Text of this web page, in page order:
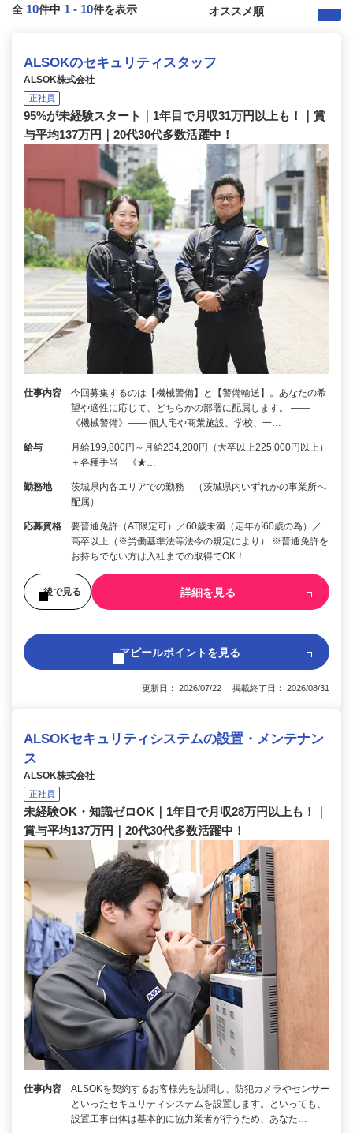
全 10件中 1 - 10件を表示
ALSOKのセキュリティスタッフ
ALSOK株式会社
正社員
95%が未経験スタート｜1年目で月収31万円以上も！｜賞
与平均137万円｜20代30代多数活躍中！
仕事内容
今回募集するのは【機械警備】と【警備輸送】。あなたの希
望や適性に応じて、どちらかの部署に配属します。 ――
《機械警備》―― 個人宅や商業施設、学校、一…
給与
月給199,800円～月給234,200円（大卒以上225,000円以上）
＋各種手当 《★…
勤務地
茨城県内各エリアでの勤務 （茨城県内いずれかの事業所へ
配属）
応募資格
要普通免許（AT限定可）／60歳未満（定年が60歳の為）／
高卒以上（※労働基準法等法令の規定により） ※普通免許を
お持ちでない方は入社までの取得でOK！
後で見る 詳細を見る
アピールポイントを見る
更新日： 2026/07/22 掲載終了日： 2026/08/31
ALSOKセキュリティシステムの設置・メンテナン
ス
ALSOK株式会社
正社員
未経験OK・知識ゼロOK｜1年目で月収28万円以上も！｜
賞与平均137万円｜20代30代多数活躍中！
仕事内容
ALSOKを契約するお客様先を訪問し、防犯カメラやセンサー
といったセキュリティシステムを設置します。といっても、
設置工事自体は基本的に協力業者が行うため、あなた…